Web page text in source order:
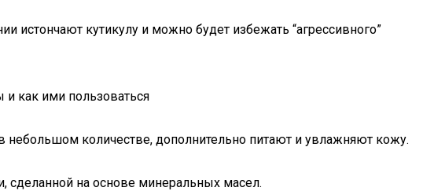
кутикулу и можно будет избежать “агрессивного”
и как ими пользоваться
небольшом количестве, дополнительно питают и увлажняют кожу.
на основе минеральных масел.